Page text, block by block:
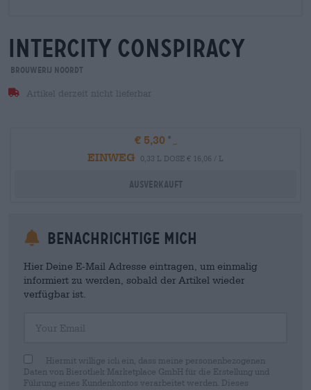
intercity conspiracy
Brouwerij Noordt
Artikel derzeit nicht lieferbar
€ 5,30
EINWEG
0,33 L DOSE € 16,06 / L
Ausverkauft
Benachrichtige mich
Hier Deine E-Mail Adresse eintragen, um einmalig
informiert zu werden, sobald der Artikel wieder
verfügbar ist.
Hiermit willige ich ein, dass meine personenbezogenen
Daten von Bierothek Marketplace GmbH für die Erstellung und
Führung eines Kundenkontos verarbeitet werden. Dieses